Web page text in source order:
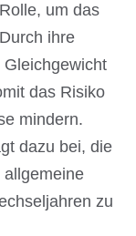
um das
ihre
das Risiko
mindern.
dazu bei, die
allgemeine
zu